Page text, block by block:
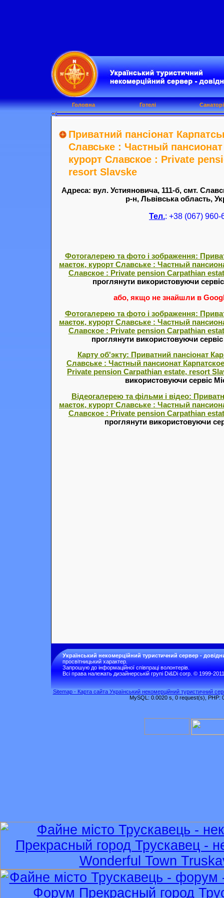
Приватний пансіонат
Славське : Частный
курорт Славское : Private
resort Slavske
Адреса: вул. Устияновича, 111-б, смт.
р-н, Львівська область,
Тел.: +38 (067) 960-
Фотогалерею та фото і зображення:
маєток, курорт Славське : Частный
Славское : Private pension Carpathian
проглянути використовуючи
або, якщо не знайшли в
Фотогалерею та фото і зображення:
маєток, курорт Славське : Частный
Славское : Private pension Carpathian
проглянути використовуючи
Карту об'экту: Приватний пансіонат
Славське : Частный пансионат
Private pension Carpathian estate, resort
використовуючи сервіс
Відеогалерею та фільми і відео:
маєток, курорт Славське : Частный
Славское : Private pension Carpathian
проглянути використовуючи
Головна Готелі
Український некомерційний туристичний сервер -
просвітницький характер.
Запрошую до інформаційної співпраці волонтерів.
Всі права належать дизайнерській групі Di&Di corp. © 1999-2011
Sitemap - Карта сайта Український некомерційний туристичний
MySQL: 0.0020 s, 0 request(s), PHP: